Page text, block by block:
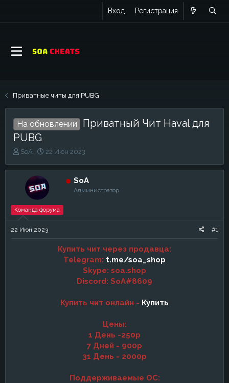
Вход Регистрация
Приватные читы для PUBG
На обновлении
Приватный Чит Haval для
PUBG
А
т
е
м
SoA
Д
т
а
н
а
ч
а
а
22 Июн 2023
SoA
Администратор
Команда форума
22 Июн 2023 #1
Купить чит через продавца:
Telegram: t.me/soa_shop
Skype: soa.shop
Discord: SoA#8609
Купить чит онлайн - Купить
Цены:
1 День -250р
7 Дней - 900р
31 День - 2000р
Поддерживаемые ОС: